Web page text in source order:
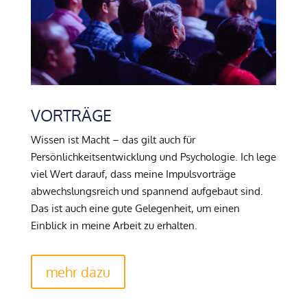
VORTRÄGE
Wissen ist Macht – das gilt auch für
Persönlichkeitsentwicklung und Psychologie. Ich lege
viel Wert darauf, dass meine Impulsvorträge
abwechslungsreich und spannend aufgebaut sind.
Das ist auch eine gute Gelegenheit, um einen
Einblick in meine Arbeit zu erhalten.
mehr dazu